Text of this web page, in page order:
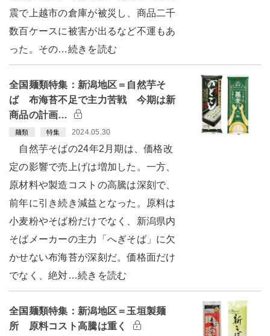
震で上越市の倉庫が被災し、商品二千
数百ケースに被害が出るなど不運もあ
った。その…続きを読む
全国麺類特集：新潟地区＝自然芋そ
ば 布海苔不足で主力苦戦 今期は新
商品の計画…
麺類 特集 2024.05.30
自然芋そばの24年2月期は、価格改
定の影響で売上げは増加した。一方、
原材料や製造コストの高騰は深刻で、
前年に引き続き減益となった。原料は
小麦粉やそば粉だけでなく、新潟県内
そばメーカーの主力「へぎそば」に欠
かせない布海苔が深刻だ。価格面だけ
でなく、絶対…続きを読む
全国麺類特集：新潟地区＝玉垣製麺
所 原料コスト高騰は重く